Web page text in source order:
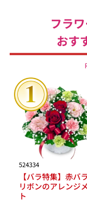
フラ
おす
524334
【バラ特集】赤バ
リボンのアレンジ
ト